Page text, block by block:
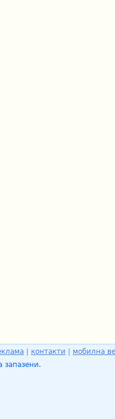
контакти
мобилна
запазени.